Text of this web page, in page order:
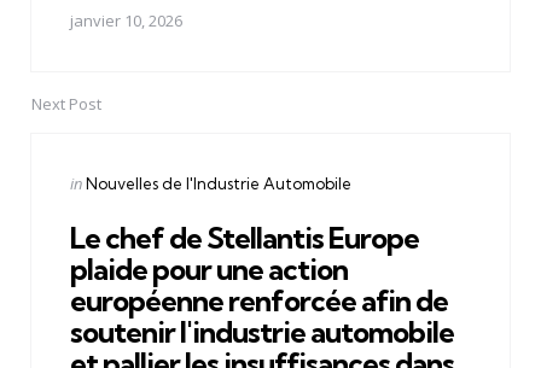
janvier 10, 2026
Next Post
Posted
inNouvelles de l'Industrie Automobile
Le chef de Stellantis Europe
plaide pour une action
européenne renforcée afin de
soutenir l'industrie automobile